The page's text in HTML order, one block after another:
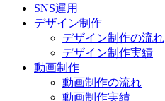
SNS運用
デザイン制作
デザイン制作の流れ
デザイン制作実績
動画制作
動画制作の流れ
動画制作実績